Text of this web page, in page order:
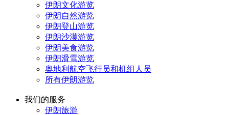
伊朗文化游览
伊朗自然游览
伊朗登山游览
伊朗沙漠游览
伊朗美食游览
伊朗滑雪游览
奥地利航空飞行员和机组人员
所有伊朗游览
我们的服务
伊朗旅游